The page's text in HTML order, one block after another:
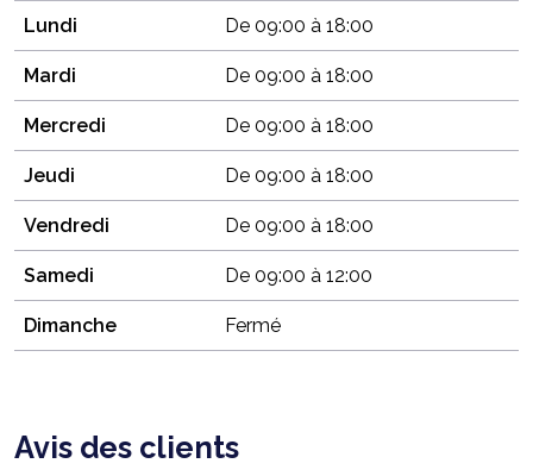
Lundi De 09:00 à 18:00
Mardi De 09:00 à 18:00
Mercredi De 09:00 à 18:00
Jeudi De 09:00 à 18:00
Vendredi De 09:00 à 18:00
Samedi De 09:00 à 12:00
Dimanche Fermé
Avis des clients